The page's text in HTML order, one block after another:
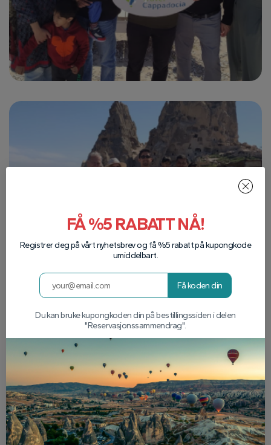
FÅ %5 RABATT NÅ!
Registrer deg på vårt nyhetsbrev og få %5 rabatt på kupongkode
umiddelbart.
Få koden din
Du kan bruke kupongkoden din på bestillingssiden i delen
"Reservasjonssammendrag".